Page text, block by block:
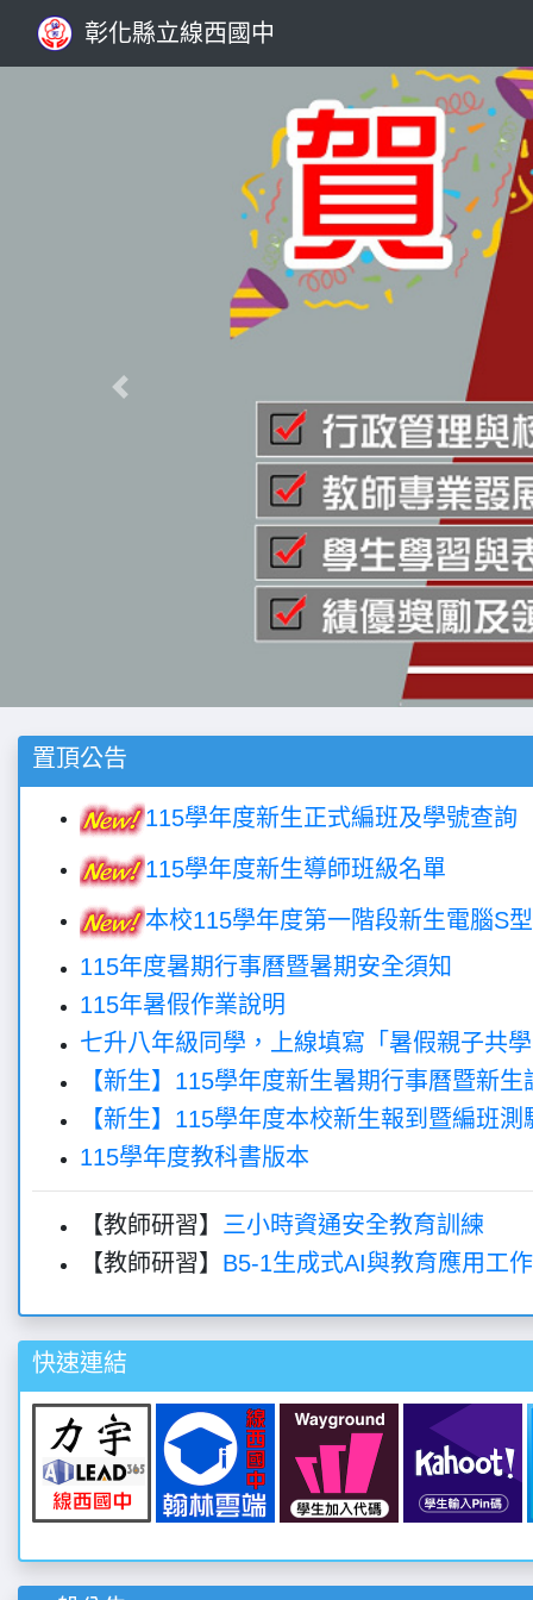
彰化縣立線西國中
Previous
置頂公告
115學年度新生正式編班及學號查詢
115學年度新生導師班級名單
本校115學年度第一階段新生電腦S
115年度暑期行事曆暨暑期安全須知
115年暑假作業說明
七升八年級同學，上線填寫「暑假親子共
【新生】115學年度新生暑期行事曆暨新生
【新生】115學年度本校新生報到暨編班
115學年度教科書版本
【教師研習】 三小時資通安全教育訓練
【教師研習】 B5-1生成式AI與教育應用工
快速連結